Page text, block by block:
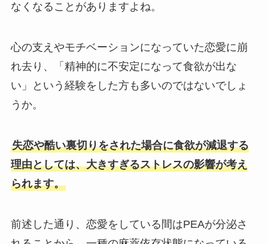
なくなることがありますよね。
心の支えやモチベーションになっていた恋愛に崩
れ去り、「精神的に不安定になって食欲が出な
い」という経験をした方も多いのではないでしょ
うか。
失恋や酷い裏切りをされた場合に食欲が減退する
理由としては、大きすぎるストレスの影響が考え
られます。
前述した通り、恋愛をしている間はPEAが分泌さ